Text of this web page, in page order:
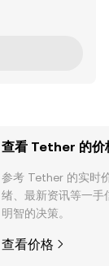
查看 Tether 的价
参考 Tether 的实时
绪、最新资讯等一手
明智的决策。
查看价格